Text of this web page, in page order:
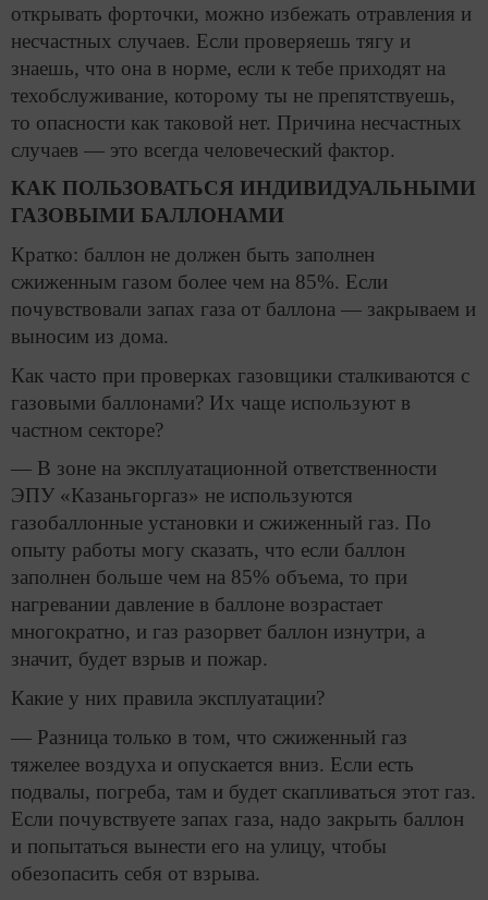
открывать форточки, можно избежать отравления и
несчастных случаев. Если проверяешь тягу и
знаешь, что она в норме, если к тебе приходят на
техобслуживание, которому ты не препятствуешь,
то опасности как таковой нет. Причина несчастных
случаев — это всегда человеческий фактор.
КАК ПОЛЬЗОВАТЬСЯ ИНДИВИДУАЛЬНЫМИ
ГАЗОВЫМИ БАЛЛОНАМИ
Кратко: баллон не должен быть заполнен
сжиженным газом более чем на 85%. Если
почувствовали запах газа от баллона — закрываем и
выносим из дома.
Как часто при проверках газовщики сталкиваются с
газовыми баллонами? Их чаще используют в
частном секторе?
— В зоне на эксплуатационной ответственности
ЭПУ «Казаньгоргаз» не используются
газобаллонные установки и сжиженный газ. По
опыту работы могу сказать, что если баллон
заполнен больше чем на 85% объема, то при
нагревании давление в баллоне возрастает
многократно, и газ разорвет баллон изнутри, а
значит, будет взрыв и пожар.
Какие у них правила эксплуатации?
— Разница только в том, что сжиженный газ
тяжелее воздуха и опускается вниз. Если есть
подвалы, погреба, там и будет скапливаться этот газ.
Если почувствуете запах газа, надо закрыть баллон
и попытаться вынести его на улицу, чтобы
обезопасить себя от взрыва.